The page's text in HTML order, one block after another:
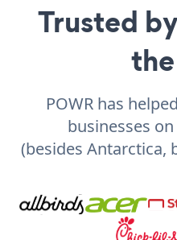
Trusted
POWR has
businesses
(besides Antarctica,